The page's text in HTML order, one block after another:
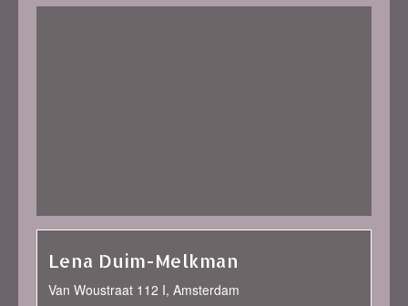
Lena Duim-Melkman
Van Woustraat 112 I, Amsterdam